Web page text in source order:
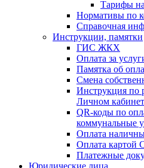
Тарифы
Нормативы по
Справочная
Инструкции, памятки
ГИС ЖКХ
Оплата за
Памятка об
Смена
Инструкция по
Личном
QR-коды по
коммунальные
Оплата
Оплата картой
Платежные
Юридические лица